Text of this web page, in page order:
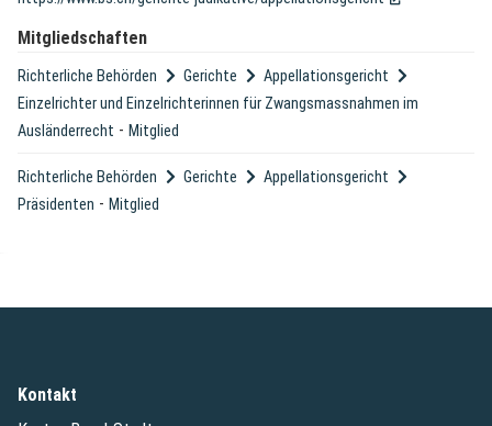
Mitgliedschaften
Richterliche Behörden Gerichte
Appellationsgericht
Einzelrichter und Einzelrichterinnen für Zwangsmassnahmen im
Ausländerrecht - Mitglied
Richterliche Behörden Gerichte
Appellationsgericht
Präsidenten - Mitglied
Kontakt